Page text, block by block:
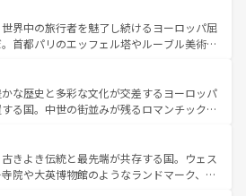
タリアで、忘れられない旅をしてみよう！
タリア情報はコンテンツ一覧 を参照してほ
の国では、情熱的なフラメンコ、熱気あふ
て美味しいタパスが生活の一部となってい
ードの洗練された雰囲気や、バルセロナの
やかなビーチリゾートまで多彩な表情を見
よって風土や気候が異なるスペインはその個
性で訪れる人を魅了する。 なお、新着のスペイン情報はコ
界中の旅行者を魅了し続けるヨーロッパ屈
首都パリのエッフェル塔やルーブル美術館
が詰まっている。華麗な宮殿、歴史的な大
ーチ、そして豊かな自然が、訪れる者を心
また、フランスは美食の国としても知ら
ンの発祥地であるランス、プロヴァンスの
ダー畑など、多彩な楽しみ方が可能だ。さ
の地域にも魅力が溢れており、どの街角に
かな歴史と多彩な文化が交差するヨーロッパ
る国。中世の街並みが残るロマンチック街
は、どこを歩いても飽きることがない。ベ
活気、バイエルン州のアルプスの絶景、そ
いのワイン畑といった風景は必見。ビール
きよき伝統と最先端が共存する国。ウェス
院や大英博物館のようなランドマーク、歴